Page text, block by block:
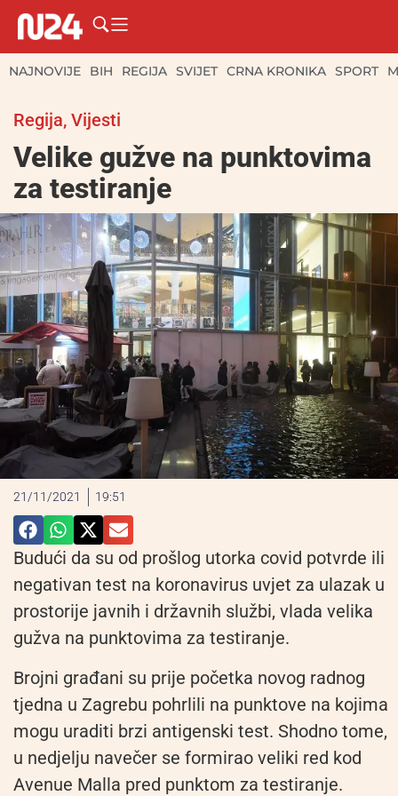
NAJNOVIJE BIH REGIJA SVIJET CRNA KRONIKA SPORT
Regija, Vijesti
Velike gužve na punktovima
za testiranje
21/11/2021 19:51
Budući da su od prošlog utorka covid potvrde ili
negativan test na koronavirus uvjet za ulazak u
prostorije javnih i državnih službi, vlada velika
gužva na punktovima za testiranje.
Brojni građani su prije početka novog radnog
tjedna u Zagrebu pohrlili na punktove na kojima
mogu uraditi brzi antigenski test. Shodno tome,
u nedjelju navečer se formirao veliki red kod
Avenue Malla pred punktom za testiranje.